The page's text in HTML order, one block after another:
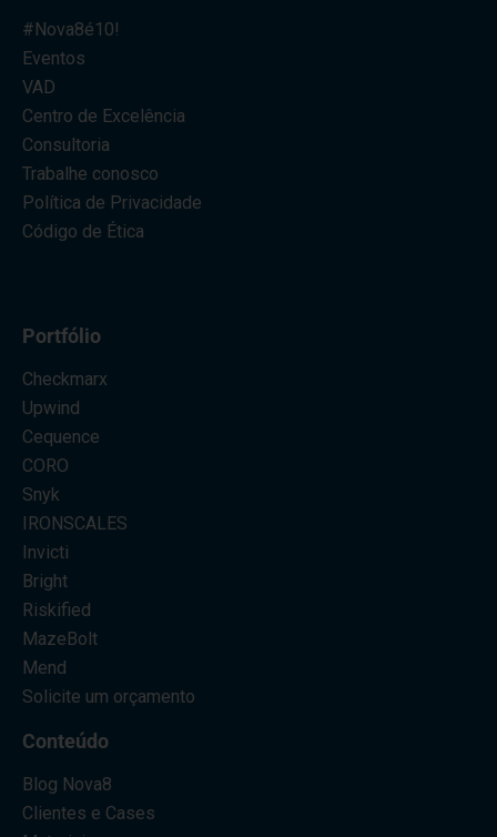
#Nova8é10!
Eventos
VAD
Centro de Excelência
Consultoria
Trabalhe conosco
Política de Privacidade
Código de Ética
Portfólio
Checkmarx
Upwind
Cequence
CORO
Snyk
IRONSCALES
Invicti
Bright
Riskified
MazeBolt
Mend
Solicite um orçamento
Conteúdo
Blog Nova8
Clientes e Cases